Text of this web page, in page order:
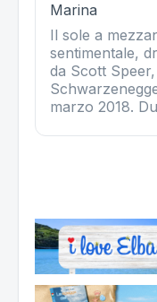
Marina
Il sole a
sentimentale,
da Scott
marzo 2018.